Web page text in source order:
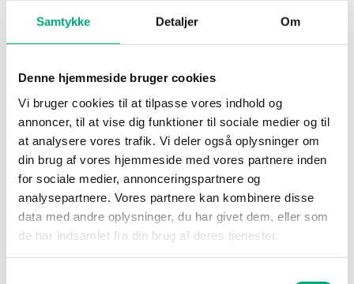
Samtykke Detaljer Om
Denne hjemmeside bruger cookies
Vi bruger cookies til at tilpasse vores indhold og
annoncer, til at vise dig funktioner til sociale medier og til
at analysere vores trafik. Vi deler også oplysninger om
din brug af vores hjemmeside med vores partnere inden
for sociale medier, annonceringspartnere og
analysepartnere. Vores partnere kan kombinere disse
data med andre oplysninger, du har givet dem, eller som
de har indsamlet fra din brug af deres tjenester.
EXPERO ApS
Glarmestervej 16b, 1.th.
8600 Silkeborg
+45 32 13 42 22
Kontaktperson: Andreas Pape Kjærsgaard
www.expero.dk